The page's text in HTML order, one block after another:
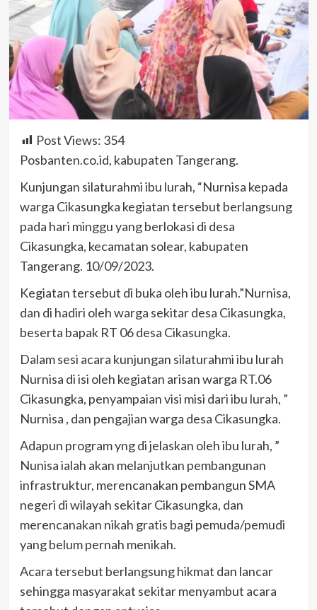
Post Views: 354
Posbanten.co.id, kabupaten Tangerang.
Kunjungan silaturahmi ibu lurah, “Nurnisa kepada
warga Cikasungka kegiatan tersebut berlangsung
pada hari minggu yang berlokasi di desa
Cikasungka, kecamatan solear, kabupaten
Tangerang. 10/09/2023.
Kegiatan tersebut di buka oleh ibu lurah.”Nurnisa,
dan di hadiri oleh warga sekitar desa Cikasungka,
beserta bapak RT 06 desa Cikasungka.
Dalam sesi acara kunjungan silaturahmi ibu lurah
Nurnisa di isi oleh kegiatan arisan warga RT.06
Cikasungka, penyampaian visi misi dari ibu lurah, ”
Nurnisa , dan pengajian warga desa Cikasungka.
Adapun program yng di jelaskan oleh ibu lurah, ”
Nunisa ialah akan melanjutkan pembangunan
infrastruktur, merencanakan pembangun SMA
negeri di wilayah sekitar Cikasungka, dan
merencanakan nikah gratis bagi pemuda/pemudi
yang belum pernah menikah.
Acara tersebut berlangsung hikmat dan lancar
sehingga masyarakat sekitar menyambut acara